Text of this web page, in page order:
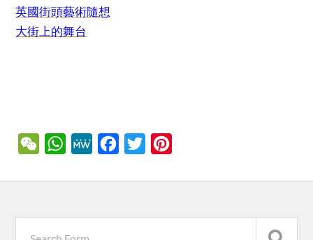
英國街頭藝術隨想
大街上的舞台
WeChatWhatsApp
MeWe Facebook
Twitter